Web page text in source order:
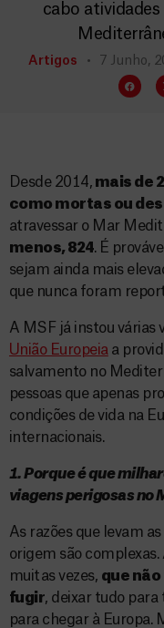
cabo
Artigos 7 Junho,
Desde 2014, mais de
como mortas ou
atravessar o Mar
menos, 824. É
sejam ainda mais
que nunca foram
A MSF já instou várias
União Europeia a
salvamento no
pessoas que apenas
condições de vida na
internacionais.
1. Porque é que
viagens perigosas no
As razões que levam
origem são
muitas vezes, que
fugir, deixar tudo
para chegar à Europa.